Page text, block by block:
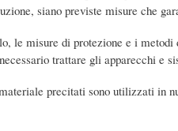
siano previste misure che
le misure di protezione e i
trattare gli apparecchi e
precitati sono utilizzati in